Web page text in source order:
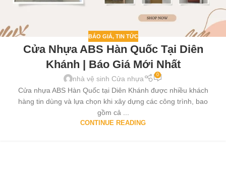
BÁO GIÁ, TIN TỨC
Cửa Nhựa ABS Hàn Quốc Tại Diên
Khánh | Báo Giá Mới Nhất
nhà vệ sinh Cửa nhựa 0
Cửa nhựa ABS Hàn Quốc tại Diên Khánh được nhiều khách
hàng tin dùng và lựa chọn khi xây dựng các công trình, bao
gồm cả ...
CONTINUE READING